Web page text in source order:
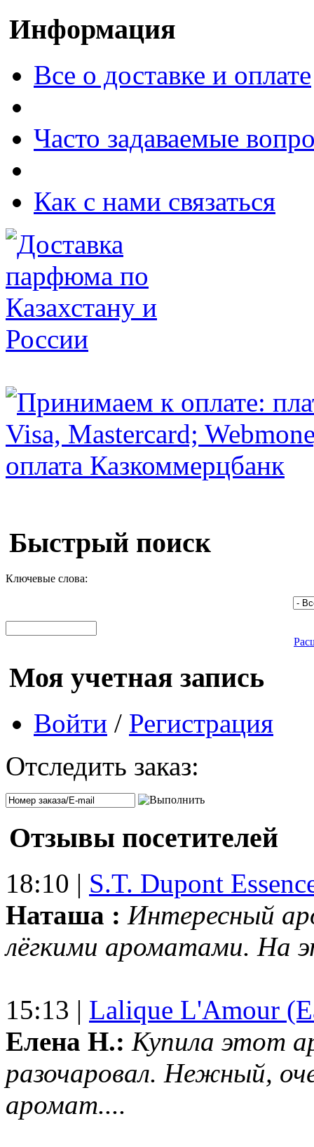
Информация
Все о доставке и оплате
Часто задаваемые
Как с нами связаться
Быстрый поиск
Ключевые слова:
Моя учетная запись
Войти / Регистрация
Отследить заказ:
Отзывы посетителей
18:10 | S.T. Dupont
Наташа : Интересный
лёгкими ароматами. На
15:13 | Lalique L'Amour
Елена Н.: Купила этот
разочаровал. Нежный,
аромат....